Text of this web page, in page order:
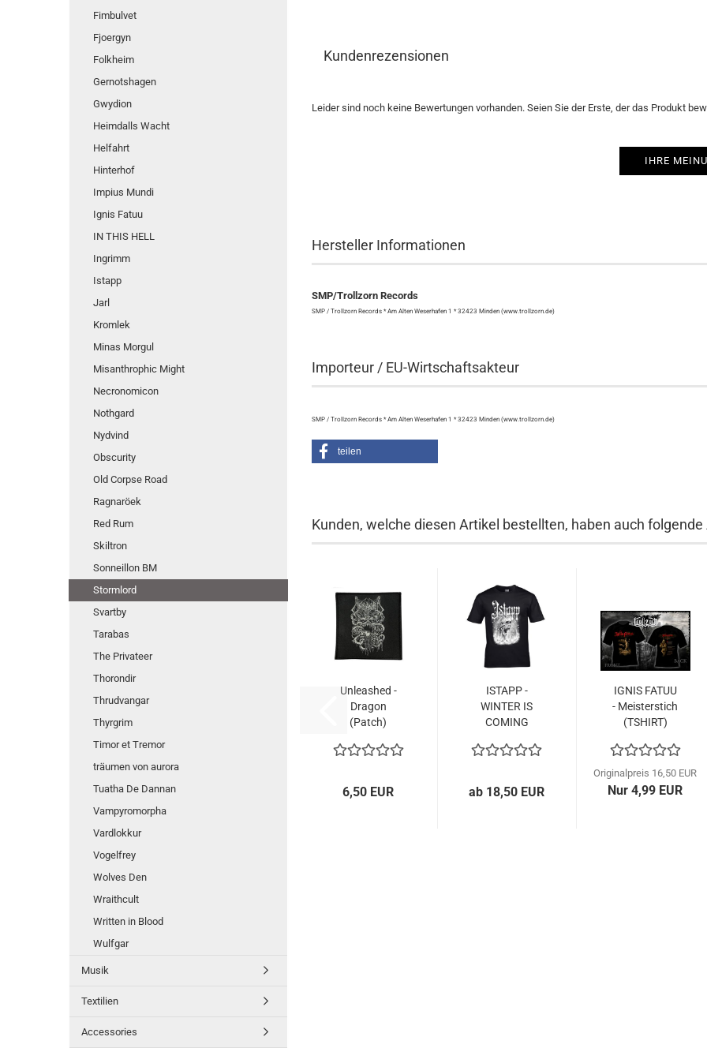
Kundenrezensionen
Leider sind noch keine Bewertungen vorhanden. Seien Sie der Erste, der das Produkt
IHRE
Hersteller Informationen
SMP/Trollzorn Records
SMP / Trollzorn Records * Am Alten Weserhafen 1 * 32423 Minden (www.trollzorn.de)
Importeur / EU-Wirtschaftsakteur
SMP / Trollzorn Records * Am Alten Weserhafen 1 * 32423 Minden (www.trollzorn.de)
teilen
Kunden, welche diesen Artikel bestellten, haben auch
Unleashed -
Dragon
(Patch)
6,50 EUR
ISTAPP -
WINTER IS
COMING
ab 18,50 EUR
IGNIS FATUU
- Meisterstich
(TSHIRT)
Originalpreis 16,50 EUR
Nur 4,99 EUR
Fimbulvet
Fjoergyn
Folkheim
Gernotshagen
Gwydion
Heimdalls Wacht
Helfahrt
Hinterhof
Impius Mundi
Ignis Fatuu
IN THIS HELL
Ingrimm
Istapp
Jarl
Kromlek
Minas Morgul
Misanthrophic Might
Necronomicon
Nothgard
Nydvind
Obscurity
Old Corpse Road
Ragnaröek
Red Rum
Skiltron
Sonneillon BM
Stormlord
Svartby
Tarabas
The Privateer
Thorondir
Thrudvangar
Thyrgrim
Timor et Tremor
träumen von aurora
Tuatha De Dannan
Vampyromorpha
Vardlokkur
Vogelfrey
Wolves Den
Wraithcult
Written in Blood
Wulfgar
Musik
Textilien
Accessories